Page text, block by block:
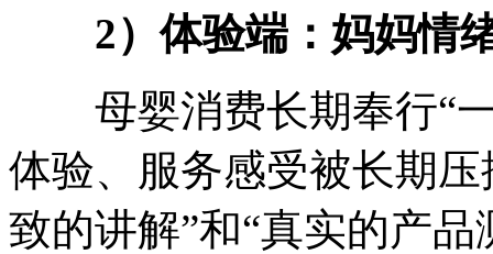
2）体验端：妈妈情
母婴消费长期奉行“一
体验、服务感受被长期
致的讲解”和“真实的产